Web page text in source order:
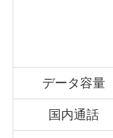
データ容量
国内通話